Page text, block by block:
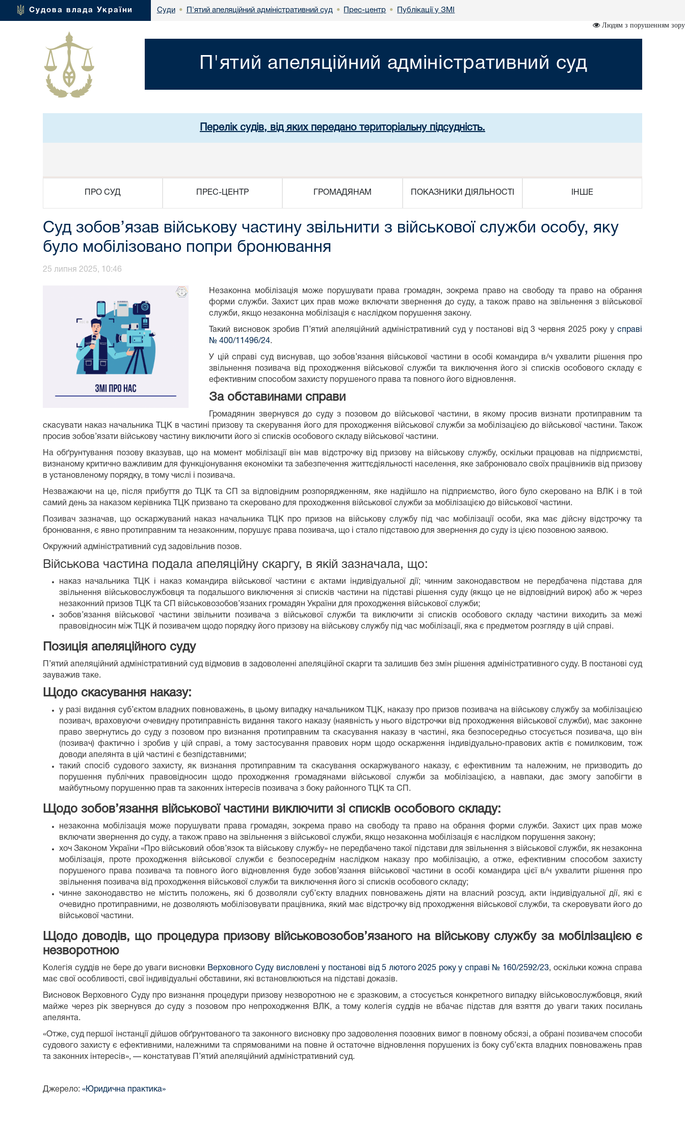
Судова влада України Суди • П'ятий апеляційний адміністративний суд • Прес-центр • Публікації у ЗМІ
Людям з порушенням зору
П'ятий апеляційний адміністративний суд
Перелік судів, від яких передано територіальну підсудність.
ПРО СУД ПРЕС-ЦЕНТР ГРОМАДЯНАМ ПОКАЗНИКИ ДІЯЛЬНОСТІ ІНШЕ
Суд зобов’язав військову частину звільнити з військової служби особу, яку
було мобілізовано попри бронювання
25 липня 2025, 10:46
Незаконна мобілізація може порушувати права громадян, зокрема право на свободу та право на обрання
форми служби. Захист цих прав може включати звернення до суду, а також право на звільнення з військової
служби, якщо незаконна мобілізація є наслідком порушення закону.
Такий висновок зробив П’ятий апеляційний адміністративний суд у постанові від 3 червня 2025 року у справі
№ 400/11496/24.
У цій справі суд виснував, що зобов’язання військової частини в особі командира в/ч ухвалити рішення про
звільнення позивача від проходження військової служби та виключення його зі списків особового складу є
ефективним способом захисту порушеного права та повного його відновлення.
За обставинами справи
Громадянин звернувся до суду з позовом до військової частини, в якому просив визнати протиправним та
скасувати наказ начальника ТЦК в частині призову та скерування його для проходження військової служби за мобілізацією до військової частини. Також
просив зобов’язати військову частину виключити його зі списків особового складу військової частини.
На обґрунтування позову вказував, що на момент мобілізації він мав відстрочку від призову на військову службу, оскільки працював на підприємстві,
визнаному критично важливим для функціонування економіки та забезпечення життєдіяльності населення, яке забронювало своїх працівників від призову
в установленому порядку, в тому числі і позивача.
Незважаючи на це, після прибуття до ТЦК та СП за відповідним розпорядженням, яке надійшло на підприємство, його було скеровано на ВЛК і в той
самий день за наказом керівника ТЦК призвано та скеровано для проходження військової служби за мобілізацією до військової частини.
Позивач зазначав, що оскаржуваний наказ начальника ТЦК про призов на військову службу під час мобілізації особи, яка має дійсну відстрочку та
бронювання, є явно протиправним та незаконним, порушує права позивача, що і стало підставою для звернення до суду із цією позовною заявою.
Окружний адміністративний суд задовільнив позов.
Військова частина подала апеляційну скаргу, в якій зазначала, що:
наказ начальника ТЦК і наказ командира військової частини є актами індивідуальної дії; чинним законодавством не передбачена підстава для
звільнення військовослужбовця та подальшого виключення зі списків частини на підставі рішення суду (якщо це не відповідний вирок) або ж через
незаконний призов ТЦК та СП військовозобов’язаних громадян України для проходження військової служби;
зобов’язання військової частини звільнити позивача з військової служби та виключити зі списків особового складу частини виходить за межі
правовідносин між ТЦК й позивачем щодо порядку його призову на військову службу під час мобілізації, яка є предметом розгляду в цій справі.
Позиція апеляційного суду
П’ятий апеляційний адміністративний суд відмовив в задоволенні апеляційної скарги та залишив без змін рішення адміністративного суду. В постанові суд
зауважив таке.
Щодо скасування наказу:
у разі видання суб’єктом владних повноважень, в цьому випадку начальником ТЦК, наказу про призов позивача на військову службу за мобілізацією
позивач, враховуючи очевидну протиправність видання такого наказу (наявність у нього відстрочки від проходження військової служби), має законне
право звернутись до суду з позовом про визнання протиправним та скасування наказу в частині, яка безпосередньо стосується позивача, що він
(позивач) фактично і зробив у цій справі, а тому застосування правових норм щодо оскарження індивідуально-правових актів є помилковим, тож
доводи апелянта в цій частині є безпідставними;
такий спосіб судового захисту, як визнання протиправним та скасування оскаржуваного наказу, є ефективним та належним, не призводить до
порушення публічних правовідносин щодо проходження громадянами військової служби за мобілізацією, а навпаки, дає змогу запобігти в
майбутньому порушенню прав та законних інтересів позивача з боку районного ТЦК та СП.
Щодо зобов’язання військової частини виключити зі списків особового складу:
незаконна мобілізація може порушувати права громадян, зокрема право на свободу та право на обрання форми служби. Захист цих прав може
включати звернення до суду, а також право на звільнення з військової служби, якщо незаконна мобілізація є наслідком порушення закону;
хоч Законом України «Про військовий обов’язок та військову службу» не передбачено такої підстави для звільнення з військової служби, як незаконна
мобілізація, проте проходження військової служби є безпосереднім наслідком наказу про мобілізацію, а отже, ефективним способом захисту
порушеного права позивача та повного його відновлення буде зобов’язання військової частини в особі командира цієї в/ч ухвалити рішення про
звільнення позивача від проходження військової служби та виключення його зі списків особового складу;
чинне законодавство не містить положень, які б дозволяли суб’єкту владних повноважень діяти на власний розсуд, акти індивідуальної дії, які є
очевидно протиправними, не дозволяють мобілізовувати працівника, який має відстрочку від проходження військової служби, та скеровувати його до
військової частини.
Щодо доводів, що процедура призову військовозобов’язаного на військову службу за мобілізацією є
незворотною
Колегія суддів не бере до уваги висновки Верховного Суду висловлені у постанові від 5 лютого 2025 року у справі № 160/2592/23, оскільки кожна справа
має свої особливості, свої індивідуальні обставини, які встановлюються на підставі доказів.
Висновок Верховного Суду про визнання процедури призову незворотною не є зразковим, а стосується конкретного випадку військовослужбовця, який
майже через рік звернувся до суду з позовом про непроходження ВЛК, а тому колегія суддів не вбачає підстав для взяття до уваги таких посилань
апелянта.
«Отже, суд першої інстанції дійшов обґрунтованого та законного висновку про задоволення позовних вимог в повному обсязі, а обрані позивачем способи
судового захисту є ефективними, належними та спрямованими на повне й остаточне відновлення порушених із боку суб’єкта владних повноважень прав
та законних інтересів», — констатував П’ятий апеляційний адміністративний суд.
Джерело: «Юридична практика»